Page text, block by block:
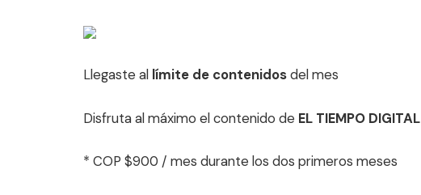
Llegaste al límite de contenidosdel mes
Disfruta al máximo el contenido de EL TIEMPO DIGITAL
* COP $900 / mes durante los dos primeros meses